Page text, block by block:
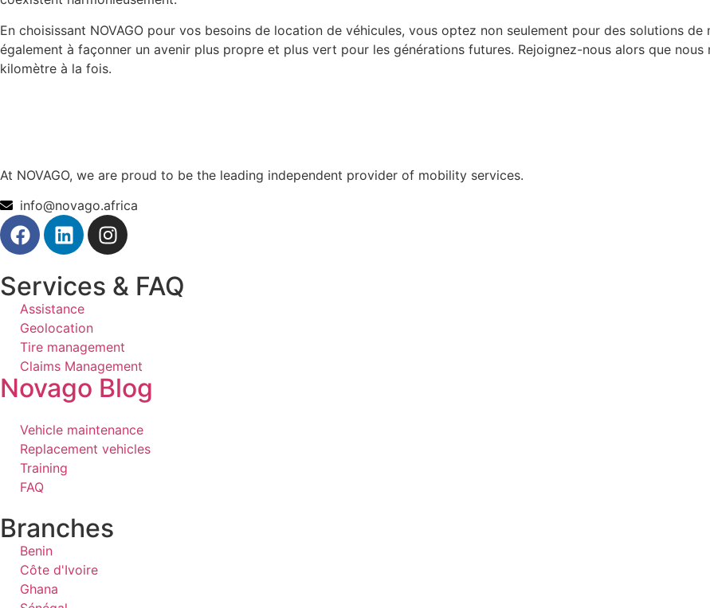
En choisissant NOVAGO pour vos besoins de location de véhicules, vous optez non seulement pour des solutions
également à façonner un avenir plus propre et plus vert pour les générations futures. Rejoignez-nous alors que
kilomètre à la fois.
At NOVAGO, we are proud to be the leading independent provider of mobility services.
info@novago.africa
Services & FAQ
Assistance
Geolocation
Tire management
Claims Management
Novago Blog
Vehicle maintenance
Replacement vehicles
Training
FAQ
Branches
Benin
Côte d'Ivoire
Ghana